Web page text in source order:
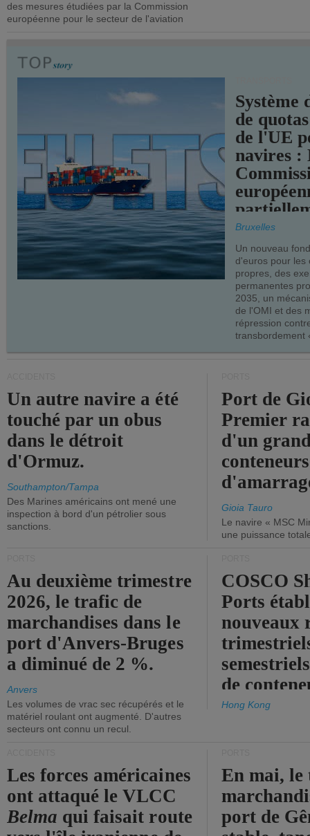
des mesures étudiées par la Commission
européenne pour le secteur de l'aviation
Système
de
de l'UE
navires :
Bruxelles
Un nouveau
d'euros pour les
propres, des
permanentes
2035, un
de l'OMI et des
répression
transbordement
Un autre navire a été
touché par un obus
dans le détroit
d'Ormuz.
Southampton/Tampa
Des Marines américains ont mené une
inspection à bord d'un pétrolier sous
sanctions.
Port de
Premier
d'un
Gioia Tauro
Le navire « MSC
une puissance
Au deuxième trimestre
2026, le trafic de
marchandises dans le
port d'Anvers-Bruges
a diminué de 2 %.
Anvers
Les volumes de vrac sec récupérés et le
matériel roulant ont augmenté. D'autres
secteurs ont connu un recul.
COSCO
Ports
nouveaux
de
Hong Kong
Les forces américaines
ont attaqué le VLCC
Belma qui faisait route
En mai, le
port de